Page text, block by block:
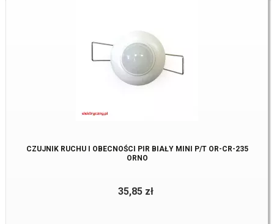
CZUJNIK RUCHU I OBECNOŚCI PIR BIAŁY MINI P/T OR-CR-235
ORNO
35,85 zł